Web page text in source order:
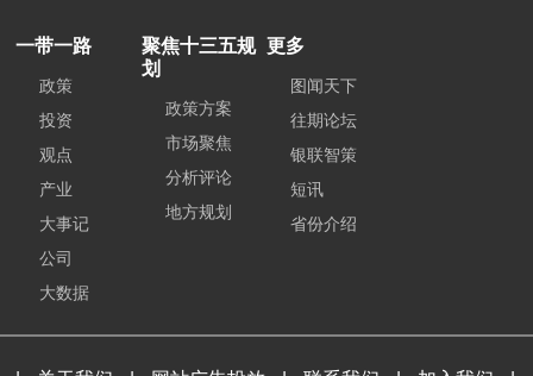
一带一路
政策
投资
观点
产业
大事记
公司
大数据
聚焦十三五规
划
政策方案
市场聚焦
分析评论
地方规划
更多
图闻天下
往期论坛
银联智策
短讯
省份介绍